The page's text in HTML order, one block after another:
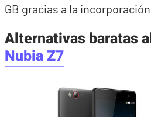
GB gracias a la
Alternativas baratas
Nubia Z7